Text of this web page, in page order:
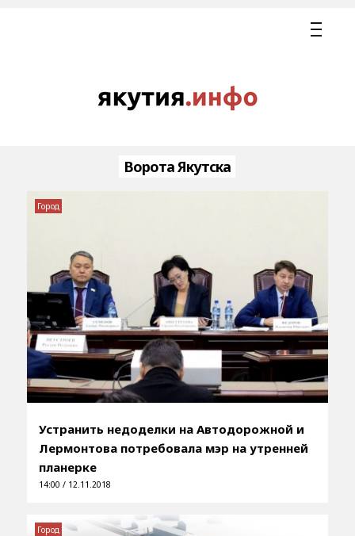
Ворота Якутска
Устранить недоделки на Автодорожной и
Лермонтова потребовала мэр на утренней
планерке
14:00 / 12.11.2018
Город
Город